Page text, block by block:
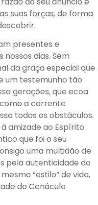
suas forças, de forma
presentes e
dias. Sem
da graça especial que
um testemunho tão
gerações, que ecoa
a corrente
todos os obstáculos.
amizade ao Espírito
que foi o seu
uma multidão de
pela autenticidade do
“estilo” de vida,
do Cenáculo